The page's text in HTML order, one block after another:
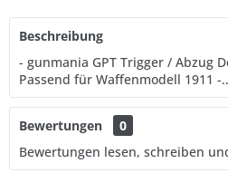
Beschreibung
- gunmania GPT Trigger / Abzug
Passend für Waffenmodell 1911 -
Bewertungen
0
Bewertungen lesen, schreiben